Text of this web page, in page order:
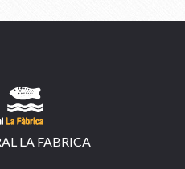
LA FABRICA